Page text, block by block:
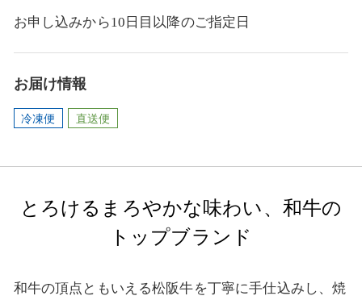
お申し込みから10日目以降のご指定日
お届け情報
冷凍便 直送便
とろけるまろやかな味わい、和牛の
トップブランド
和牛の頂点ともいえる松阪牛を丁寧に手仕込みし、焼